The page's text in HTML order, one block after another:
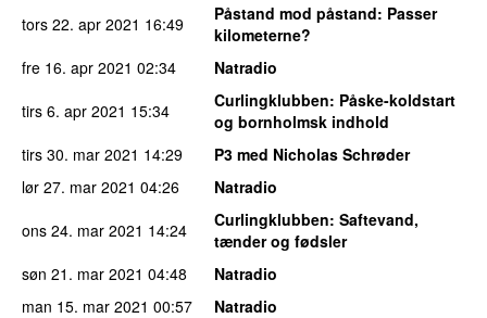
tors 22. apr 2021 16:49 Påstand mod påstand: Passer
kilometerne?
fre 16. apr 2021 02:34
Natradio
tirs 6. apr 2021 15:34 Curlingklubben: Påske-koldstart
og bornholmsk indhold
tirs 30. mar 2021 14:29
P3 med Nicholas Schrøder
lør 27. mar 2021 04:26
Natradio
ons 24. mar 2021 14:24 Curlingklubben: Saftevand,
tænder og fødsler
søn 21. mar 2021 04:48
Natradio
man 15. mar 2021 00:57
Natradio